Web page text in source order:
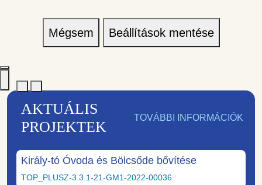
Mégsem Beállítások mentése
AKTUÁLIS
PROJEKTEK
TOVÁBBI INFORMÁCIÓK
Király-tó Óvoda és Bölcsőde bővítése
TOP_PLUSZ-3.3.1-21-GM1-2022-00036